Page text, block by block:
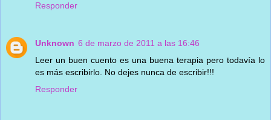
Responder
Unknown 6 de marzo de 2011 a las 16:46
Leer un buen cuento es una buena terapia pero todavía lo
es más escribirlo. No dejes nunca de escribir!!!
Responder